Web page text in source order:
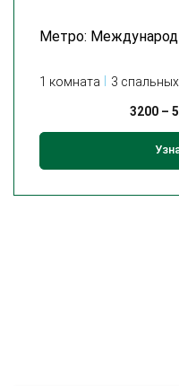
Метро:
1 комната 3
3200–